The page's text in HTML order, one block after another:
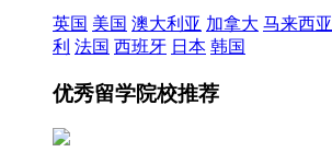
英国 美国 澳大利亚 加拿大 马来西亚
利 法国 西班牙 日本 韩国
优秀留学院校推荐